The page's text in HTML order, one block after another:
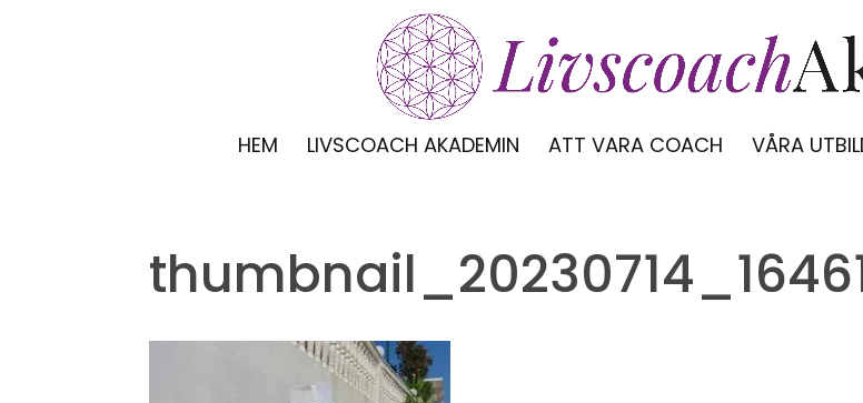
HEM LIVSCOACH AKADEMIN ATT VARA COACH VÅRA